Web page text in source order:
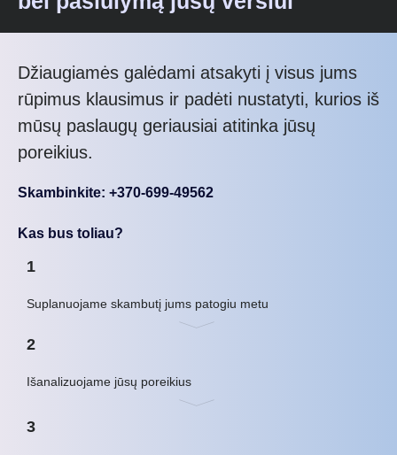
Džiaugiamės galėdami atsakyti į visus jums
rūpimus klausimus ir padėti nustatyti, kurios iš
mūsų paslaugų geriausiai atitinka jūsų
poreikius.
Skambinkite: +370-699-49562
Kas bus toliau?
1
Suplanuojame skambutį jums patogiu metu
2
Išanalizuojame jūsų poreikius
3